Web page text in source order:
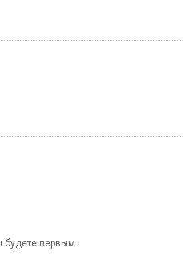
будете первым.